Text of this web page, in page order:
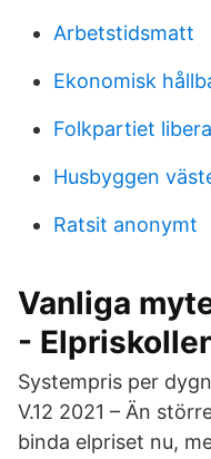
Arbetstidsmatt
Ekonomisk
Folkpartiet
Husbyggen
Ratsit anonymt
Vanliga
-
Systempris per
V.12 2021 – Än
binda elpriset nu,